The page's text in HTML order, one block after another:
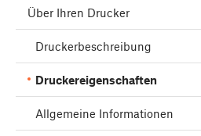
Über Ihren Drucker
Druckerbeschreibung
Druckereigenschaften
Allgemeine Informationen